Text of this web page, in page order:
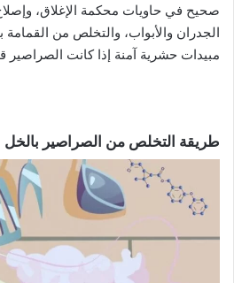
صحيح في حاويات محكمة الإغلاق،
الجدران والأبواب، والتخلص من
مبيدات حشرية آمنة إذا كانت الصراصير
طريقة التخلص من الصراصير بالخل